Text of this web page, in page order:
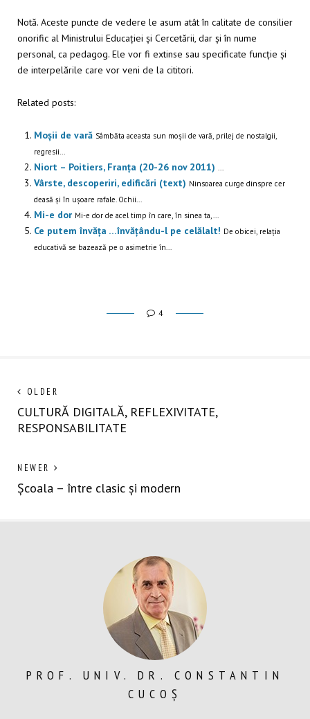
Notă. Aceste puncte de vedere le asum atât în calitate de consilier
onorific al Ministrului Educației și Cercetării, dar și în nume
personal, ca pedagog. Ele vor fi extinse sau specificate funcție și
de interpelările care vor veni de la cititori.
Related posts:
Moșii de vară Sâmbăta aceasta sun moșii de vară, prilej de nostalgii,
regresii...
Niort – Poitiers, Franța (20-26 nov 2011) ...
Vârste, descoperiri, edificări (text) Ninsoarea curge dinspre cer
deasă și în ușoare rafale. Ochii...
Mi-e dor Mi-e dor de acel timp în care, în sinea ta,...
Ce putem învăța …învățându-l pe celălalt! De obicei, relația
educativă se bazează pe o asimetrie în...
4
Navigare
în
OLDER
post:
CULTURĂ DIGITALĂ, REFLEXIVITATE,
RESPONSABILITATE
NEWER
post:
Școala – între clasic și modern
PROF. UNIV. DR. CONSTANTIN
CUCOȘ